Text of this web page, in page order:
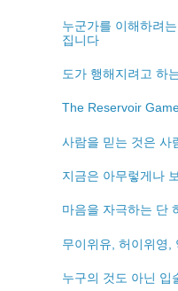
누군가를 이해하려
집니다
도가 행해지려고 하
The Reservoir
사람을 믿는 것은 사
지금은 아무렇게나
마음을 자극하는 단
무이위유, 허이위영,
누구의 것도 아닌 입